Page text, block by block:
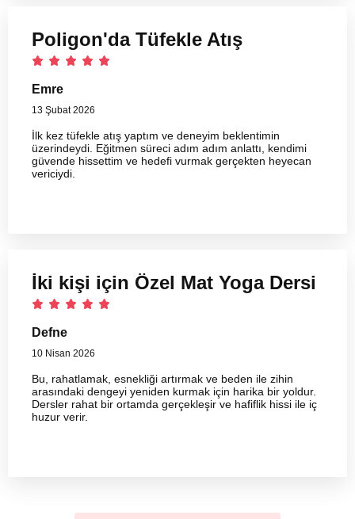
Poligon'da Tüfekle Atış
Emre
13 Şubat 2026
İlk kez tüfekle atış yaptım ve deneyim beklentimin
üzerindeydi. Eğitmen süreci adım adım anlattı, kendimi
güvende hissettim ve hedefi vurmak gerçekten heyecan
vericiydi.
İki kişi için Özel Mat Yoga Dersi
Defne
10 Nisan 2026
Bu, rahatlamak, esnekliği artırmak ve beden ile zihin
arasındaki dengeyi yeniden kurmak için harika bir yoldur.
Dersler rahat bir ortamda gerçekleşir ve hafiflik hissi ile iç
huzur verir.